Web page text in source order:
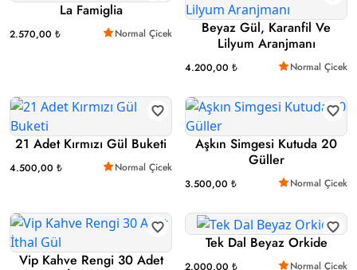
La Famiglia
2.570,00 ₺ Normal Çicek
Beyaz Gül, Karanfil Ve
Lilyum Aranjmanı
4.200,00 ₺ Normal Çicek
21 Adet Kırmızı Gül Buketi
4.500,00 ₺ Normal Çicek
Aşkın Simgesi Kutuda 20
Güller
3.500,00 ₺ Normal Çicek
Vip Kahve Rengi 30 Adet
Tek Dal Beyaz Orkide
2.000,00 ₺ Normal Çicek